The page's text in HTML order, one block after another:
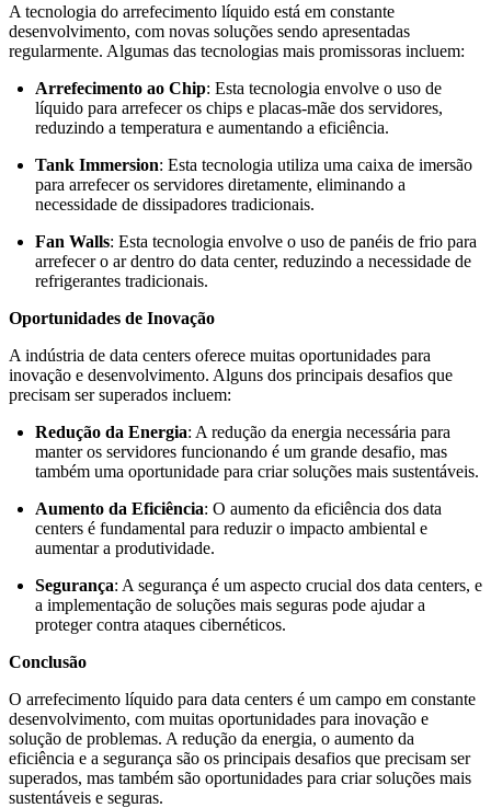
A tecnologia do arrefecimento líquido está em constante
desenvolvimento, com novas soluções sendo apresentadas
regularmente. Algumas das tecnologias mais promissoras incluem:
Arrefecimento ao Chip: Esta tecnologia envolve o uso de
líquido para arrefecer os chips e placas-mãe dos servidores,
reduzindo a temperatura e aumentando a eficiência.
Tank Immersion: Esta tecnologia utiliza uma caixa de imersão
para arrefecer os servidores diretamente, eliminando a
necessidade de dissipadores tradicionais.
Fan Walls: Esta tecnologia envolve o uso de panéis de frio para
arrefecer o ar dentro do data center, reduzindo a necessidade de
refrigerantes tradicionais.
Oportunidades de Inovação
A indústria de data centers oferece muitas oportunidades para
inovação e desenvolvimento. Alguns dos principais desafios que
precisam ser superados incluem:
Redução da Energia: A redução da energia necessária para
manter os servidores funcionando é um grande desafio, mas
também uma oportunidade para criar soluções mais sustentáveis.
Aumento da Eficiência: O aumento da eficiência dos data
centers é fundamental para reduzir o impacto ambiental e
aumentar a produtividade.
Segurança: A segurança é um aspecto crucial dos data centers, e
a implementação de soluções mais seguras pode ajudar a
proteger contra ataques cibernéticos.
Conclusão
O arrefecimento líquido para data centers é um campo em constante
desenvolvimento, com muitas oportunidades para inovação e
solução de problemas. A redução da energia, o aumento da
eficiência e a segurança são os principais desafios que precisam ser
superados, mas também são oportunidades para criar soluções mais
sustentáveis e seguras.